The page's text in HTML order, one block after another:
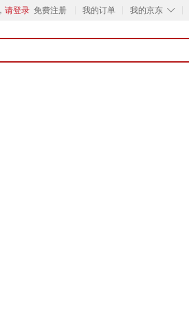
请登录 免费注册 我的订单 ◇
我的京东